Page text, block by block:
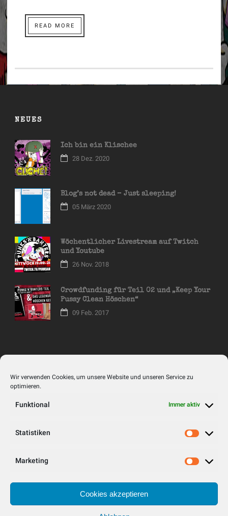
Wir verwenden Cookies, um unsere Website und unseren Service zu
optimieren.
Funktional Immer aktiv
Statistiken
Marketing
Marketing
Cookies akzeptieren
READ MORE
NEUES
Ich bin ein Klischee
28 Dez. 2020
Blog’s not dead – Just sleeping!
05 März 2020
Wöchentlicher Livestream auf Twitch
und Youtube
26 Nov. 2018
Crowdfunding für Teil 02 und „Keep Your
Pussy Clean Höschen“
09 Feb. 2017